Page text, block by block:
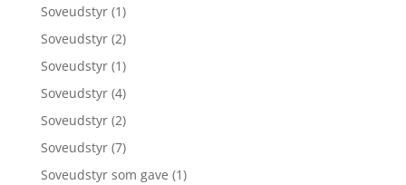
Soveudstyr (1)
Soveudstyr (2)
Soveudstyr (1)
Soveudstyr (4)
Soveudstyr (2)
Soveudstyr (7)
Soveudstyr som gave (1)